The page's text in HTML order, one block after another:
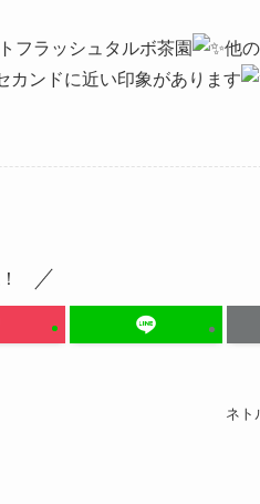
フラッシュタルボ茶園
他
カンドに近い印象があります
ネト